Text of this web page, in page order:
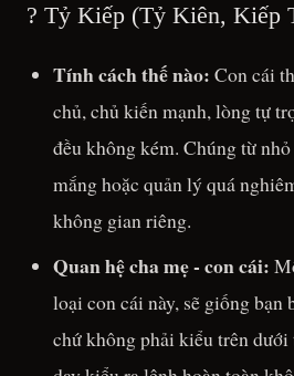
? Tỷ Kiếp (Tỷ Kiên, Kiếp
Tính cách thế nào: Con cái
chủ, chủ kiến mạnh, lòng tự
đều không kém. Chúng từ
mắng hoặc quản lý quá
không gian riêng.
Quan hệ cha mẹ - con cái:
loại con cái này, sẽ giống bạn
chứ không phải kiểu trên